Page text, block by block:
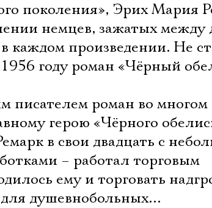
поколения», Эрих Мария
немцев, зажатых между
каждом произведении. Не
году роман «Чёрный
писателем роман во многом
герою «Чёрного
в свои двадцать с
– работал торговым
ему и торговать
для душевнобольных…